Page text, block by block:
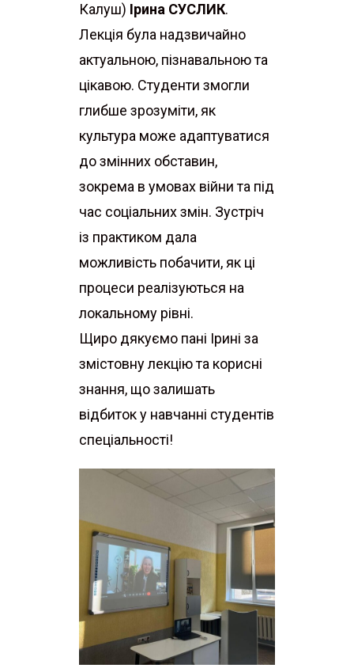
Калуш) Ірина СУСЛИК.
Лекція була надзвичайно
актуальною, пізнавальною та
цікавою. Студенти змогли
глибше зрозуміти, як
культура може адаптуватися
до змінних обставин,
зокрема в умовах війни та під
час соціальних змін. Зустріч
із практиком дала
можливість побачити, як ці
процеси реалізуються на
локальному рівні.
Щиро дякуємо пані Ірині за
змістовну лекцію та корисні
знання, що залишать
відбиток у навчанні студентів
спеціальності!